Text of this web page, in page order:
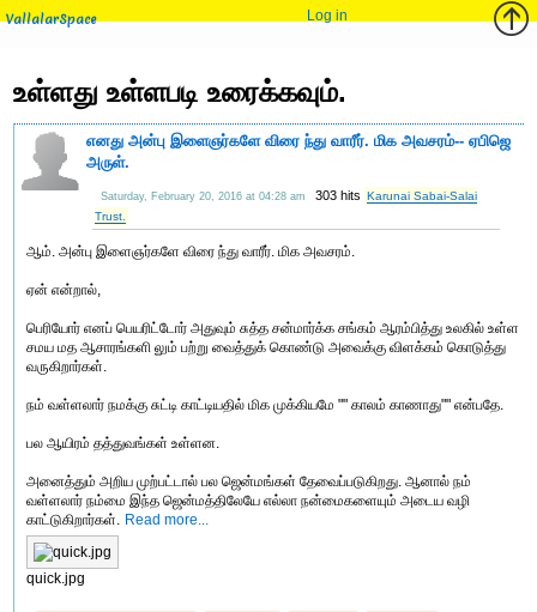
VallalarSpace Log in
உள்ளது உள்ளபடி உரைக்கவும்.
எனது அன்பு இளைஞர்களே விரை ந்து வாரீர். மிக அவசரம்-- ஏபிஜெ
அருள்.
Saturday, February 20, 2016 at 04:28 am 303 hits Karunai Sabai-Salai
Trust.
ஆம். அன்பு இளைஞர்களே விரை ந்து வாரீர். மிக அவசரம்.
ஏன் என்றால்,
பெரியோர் எனப் பெயரிட்டோர் அதுவும் சுத்த சன்மார்க்க சங்கம் ஆரம்பித்து உலகில் உள்ள
சமய மத ஆசாரங்களி லும் பற்று வைத்துக் கொண்டு அவைக்கு விளக்கம் கொடுத்து
வருகிறார்கள்.
நம் வள்ளலார் நமக்கு சுட்டி காட்டியதில் மிக முக்கியமே "" காலம் காணாது"" என்பதே.
பல ஆயிரம் தத்துவங்கள் உள்ளன.
அனைத்தும் அறிய முற்பட்டால் பல ஜென்மங்கள் தேவைப்படுகிறது. ஆனால் நம்
வள்ளலார் நம்மை இந்த ஜென்மத்திலேயே எல்லா நன்மைகளையும் அடைய வழி
காட்டுகிறார்கள்.
Read more...
quick.jpg